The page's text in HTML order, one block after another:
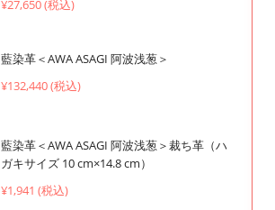
¥27,650 (税込)
藍染革＜AWA ASAGI 阿波浅葱＞
¥132,440 (税込)
藍染革＜AWA ASAGI 阿波浅葱＞裁ち革（ハ
ガキサイズ 10 cm×14.8 cm）
¥1,941 (税込)